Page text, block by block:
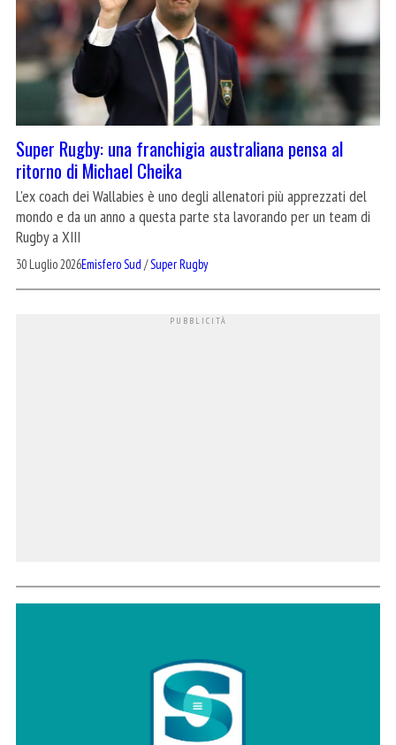
Super Rugby: una franchigia australiana pensa al
ritorno di Michael Cheika
L'ex coach dei Wallabies è uno degli allenatori più apprezzati del
mondo e da un anno a questa parte sta lavorando per un team di
Rugby a XIII
30 Luglio 2026Emisfero Sud /Super Rugby